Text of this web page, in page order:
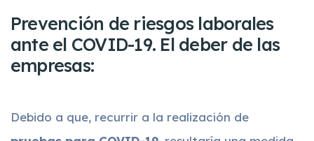
Prevención de riesgos laborales
ante el COVID-19. El deber de las
empresas:
Debido a que, recurrir a la realización de